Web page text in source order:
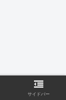
サイドバー